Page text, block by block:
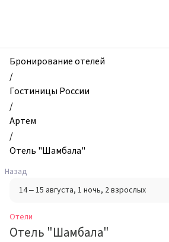
Отель
"Шамбала",
Артем,
Россия
Бронирование отелей
/
Гостиницы России
/
Артем
/
Отель "Шамбала"
Назад
14 – 15 августа, 1 ночь, 2 взрослых
Отели
Отель "Шамбала"